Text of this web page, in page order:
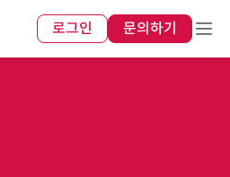
로그인 문의하기